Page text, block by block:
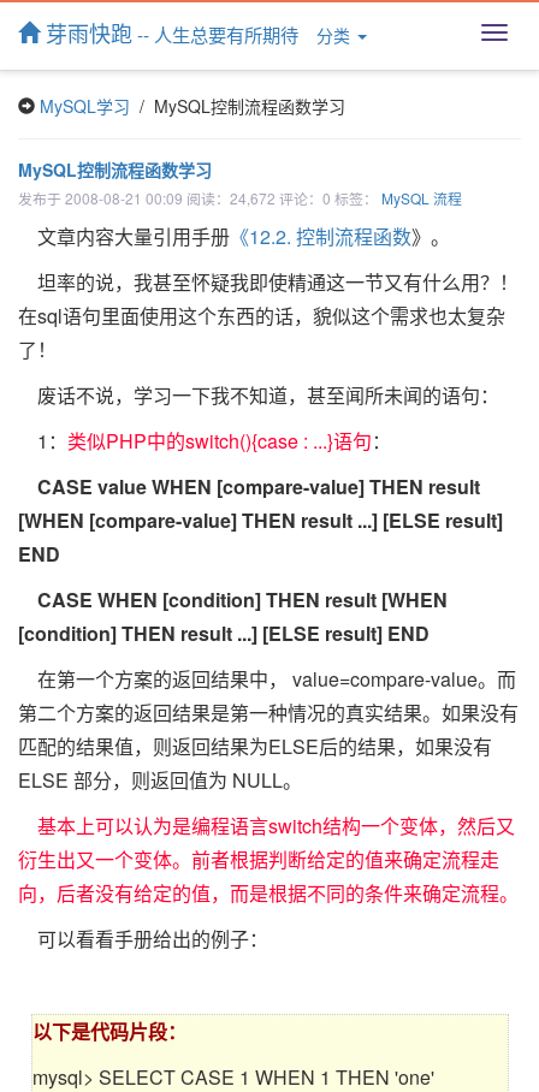
T
t
芽雨快跑-- 人生总要有所期待 分类
MySQL学习 / MySQL控制流程函数学习
MySQL控制流程函数学习
发布于 2008-08-21 00:09 阅读：24,672 评论：0 标签： MySQL 流程
文章内容大量引用手册 《12.2. 控制流程函数》。
坦率的说，我甚至怀疑我即使精通这一节又有什么用？！
在sql语句里面使用这个东西的话，貌似这个需求也太复杂
了！
废话不说，学习一下我不知道，甚至闻所未闻的语句：
1： 类似PHP中的switch(){case : ...}语句：
CASE value WHEN [compare-value] THEN result
[WHEN [compare-value] THEN result ...] [ELSE result]
END
CASE WHEN [condition] THEN result [WHEN
[condition] THEN result ...] [ELSE result] END
在第一个方案的返回结果中， value=compare-value。而
第二个方案的返回结果是第一种情况的真实结果。如果没有
匹配的结果值，则返回结果为ELSE后的结果，如果没有
ELSE 部分，则返回值为 NULL。
基本上可以认为是编程语言switch结构一个变体，然后又
衍生出又一个变体。前者根据判断给定的值来确定流程走
向，后者没有给定的值，而是根据不同的条件来确定流程。
可以看看手册给出的例子：
以下是代码片段：
mysql> SELECT CASE 1 WHEN 1 THEN 'one'